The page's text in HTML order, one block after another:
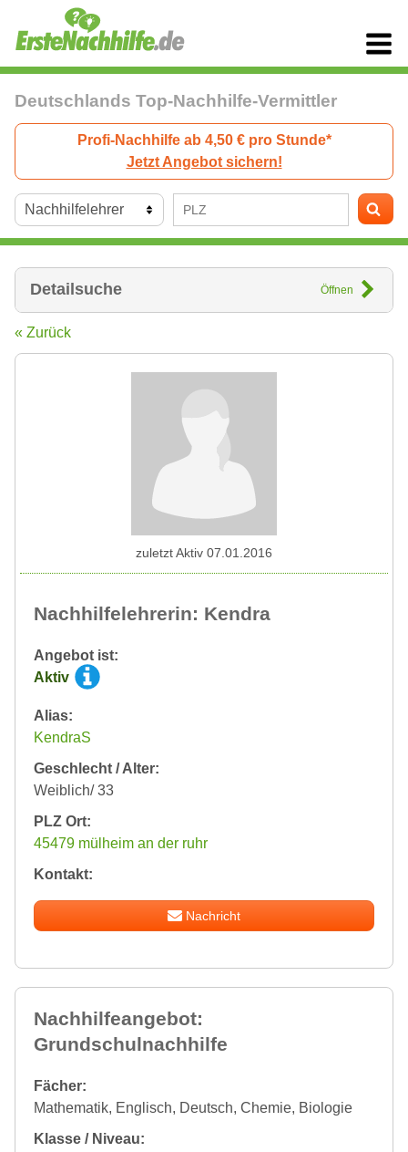
Deutschlands Top-Nachhilfe-Vermittler
Profi-Nachhilfe ab 4,50 € pro Stunde*
Jetzt Angebot sichern!
Detailsuche Öffnen
« Zurück
Nachhilfelehrerin: Kendra
Angebot ist:
Aktiv
Alias:
KendraS
Geschlecht / Alter:
Weiblich/ 33
PLZ Ort:
45479 mülheim an der ruhr
Kontakt:
Nachricht
zuletzt Aktiv 07.01.2016
Nachhilfeangebot:
Grundschulnachhilfe
Fächer:
Mathematik, Englisch, Deutsch, Chemie, Biologie
Klasse / Niveau: